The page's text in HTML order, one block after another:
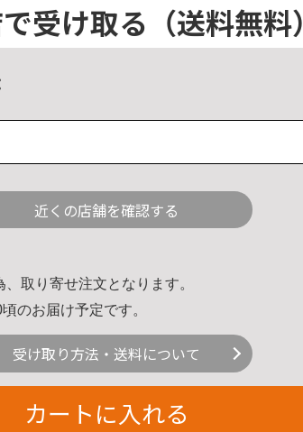
受け取る （送料無料）
近くの店舗を確認する
取り寄せ注文となります。
のお届け予定です。
受け取り方法・送料について
カートに入れる